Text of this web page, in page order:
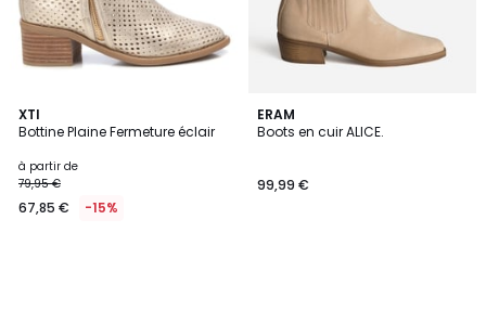
XTI
Bottine Plaine Fermeture éclair
à partir de
79,95 €
67,85 € -15%
ERAM
Boots en cuir ALICE.
99,99 €